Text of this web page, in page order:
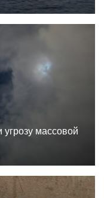
массовой